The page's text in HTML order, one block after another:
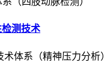
测技术
术体系（精神压力分析）